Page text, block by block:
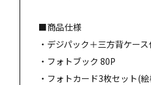
■商品仕様
・デジパック＋三方背ケー
・フォトブック 80P
・フォトカード3枚セット(